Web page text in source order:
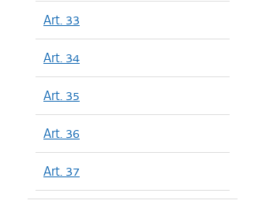
Art. 33
Art. 34
Art. 35
Art. 36
Art. 37